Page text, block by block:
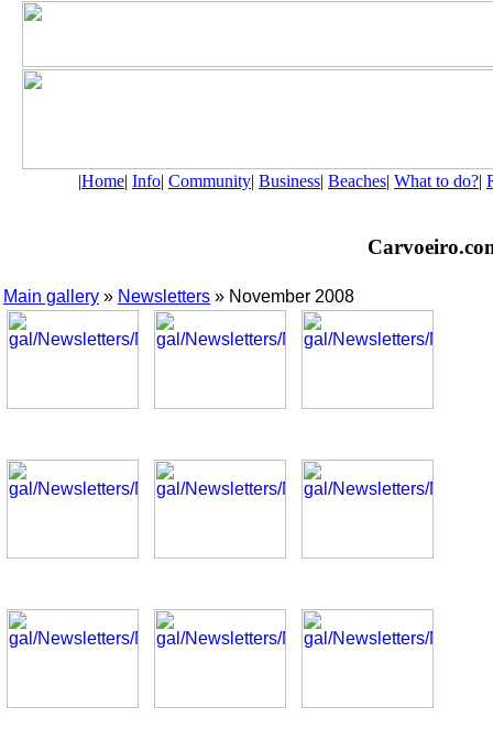
|Home| Info| Community| Business| Beaches| What to do?|
Main gallery » Newsletters » November 2008